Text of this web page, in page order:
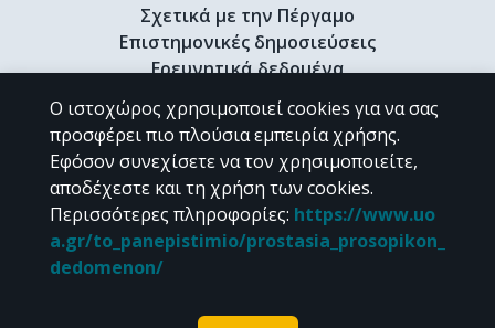
Σχετικά με την Πέργαμο
Επιστημονικές δημοσιεύσεις
Ερευνητικά δεδομένα
Διδακτορικές διατριβές & Γκρίζα βιβλιογραφία
Προφίλ Ερευνητή
CC BY-NC 4.0
Εκτός αν αναφέρεται διαφορετικά, το υλικό της "Περγάμου" διατίθεται
Powered by
Ο ιστοχώρος χρησιμοποιεί cookies για να σας
προσφέρει πιο πλούσια εμπειρία χρήσης.
Εφόσον συνεχίσετε να τον χρησιμοποιείτε,
αποδέχεστε και τη χρήση των cookies.
Περισσότερες πληροφορίες: https://www.uo
a.gr/to_panepistimio/prostasia_prosopikon_
dedomenon/